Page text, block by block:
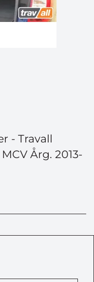
- Travall
Årg. 2013-